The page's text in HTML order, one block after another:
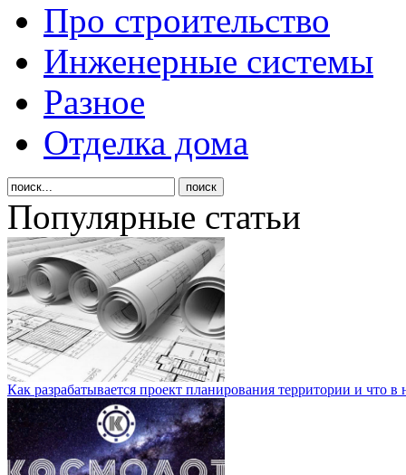
Про строительство
Инженерные системы
Разное
Отделка дома
Популярные статьи
Как разрабатывается проект планирования территории и что в